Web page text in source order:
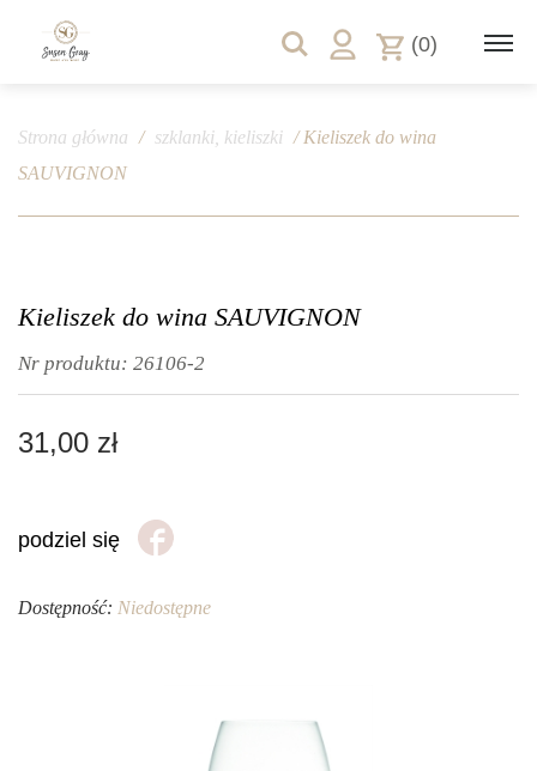
(0)
Strona główna / szklanki, kieliszki / Kieliszek do wina
SAUVIGNON
Kieliszek do wina SAUVIGNON
Nr produktu: 26106-2
31,00 zł
podziel się
Dostępność: Niedostępne